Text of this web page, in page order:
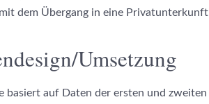
dem Übergang in eine Privatunterkunft
Umsetzung
basiert auf Daten der ersten und